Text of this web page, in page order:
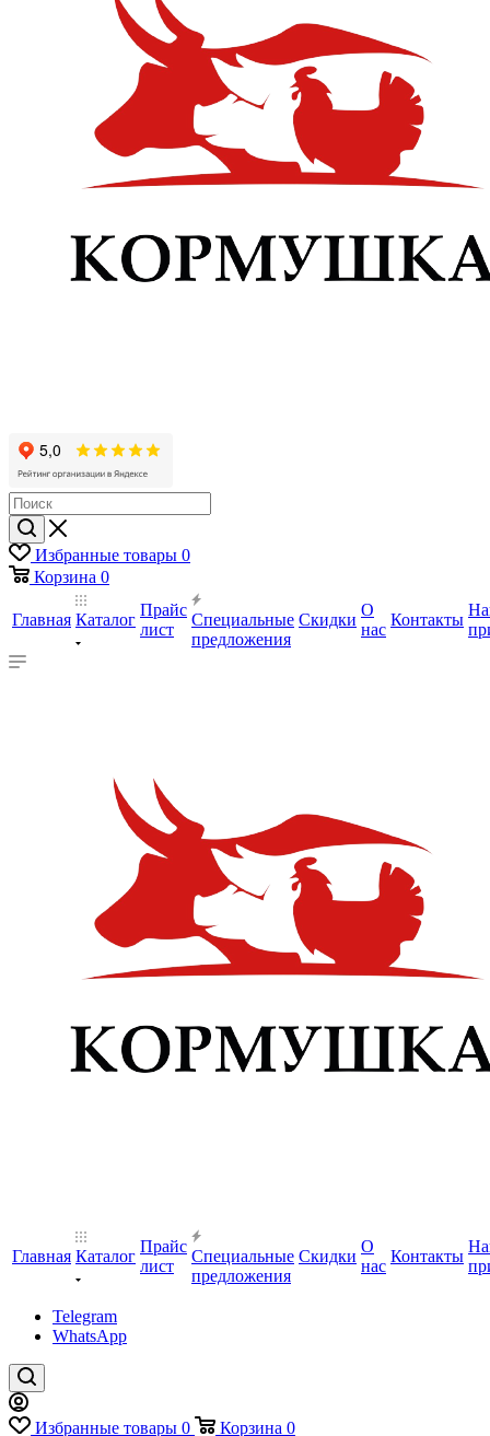
Избранные товары 0
Корзина 0
Главная Каталог
Прайс
лист
Специальные
предложения
Скидки
О
нас
Контакты
Главная Каталог
Прайс
лист
Специальные
предложения
Скидки
О
нас
Контакты
Telegram
WhatsApp
Избранные товары 0 Корзина 0